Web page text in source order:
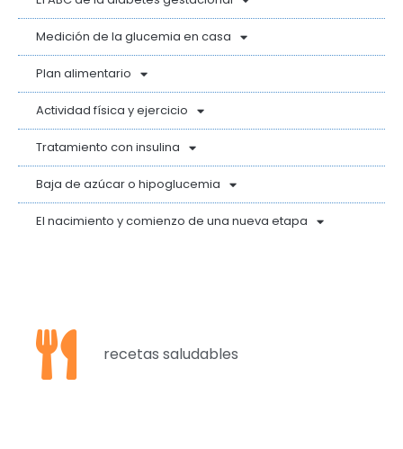
Medición de la glucemia en casa
Plan alimentario
Actividad física y ejercicio
Tratamiento con insulina
Baja de azúcar o hipoglucemia
El nacimiento y comienzo de una nueva etapa
recetas saludables